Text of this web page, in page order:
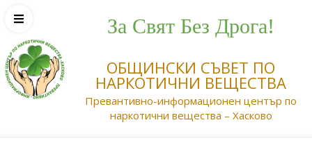
За Свят Без Дрога!
ОБЩИНСКИ СЪВЕТ ПО
НАРКОТИЧНИ ВЕЩЕСТВА
Превантивно-информационен център по
наркотични вещества – Хасково